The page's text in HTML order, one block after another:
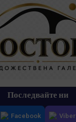
Последвайте ни
Facebook Viber